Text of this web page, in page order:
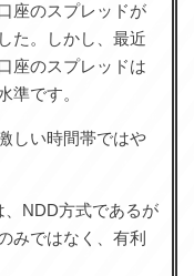
座のスプレッドが
た。しかし、最近
座のスプレッドは
準です。
しい時間帯ではや
、NDD方式であるが
みではなく、有利